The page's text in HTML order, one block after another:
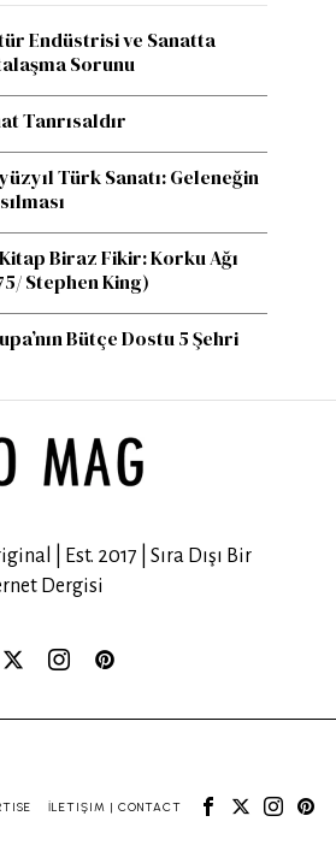
Endüstrisi ve Sanatta
Sorunu
Tanrısaldır
Türk Sanatı: Geleneğin
Biraz Fikir: Korku Ağı
Stephen King)
Bütçe Dostu 5 Şehri
| Est. 2017 | Sıra Dışı Bir
Dergisi
İLETIŞIM | CONTACT